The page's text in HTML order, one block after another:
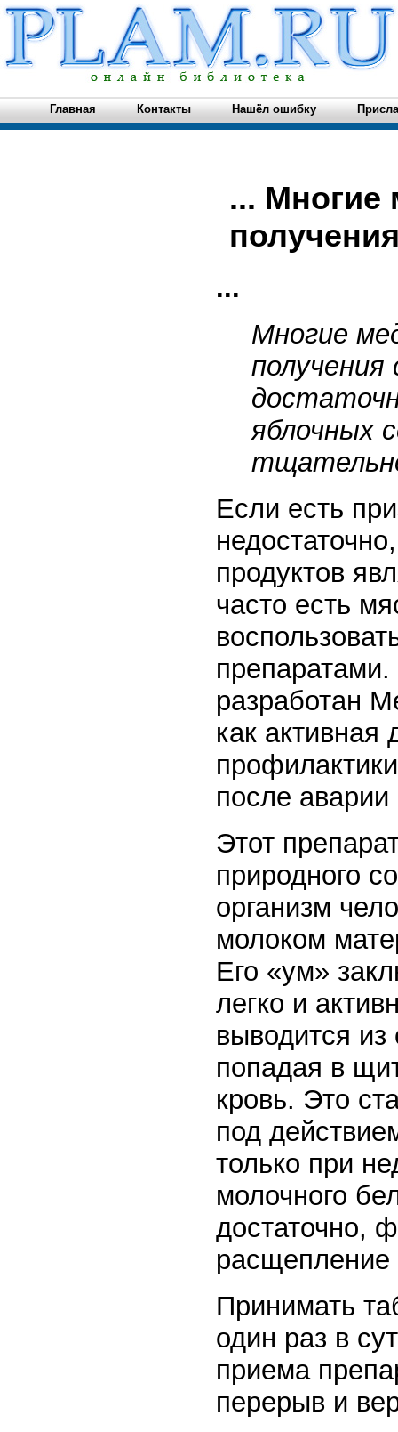
Главная Контакты Нашёл ошибку
... Многие
...
Многие
получения
яблочных
Если есть
продуктов
часто есть
разработан
как
после
Этот
природного
организм
молоком
Его «ум»
легко и
выводится
попадая в
кровь. Это
под
только при
молочного
достаточно,
расщепление
Принимать
один раз в
приема
перерыв и